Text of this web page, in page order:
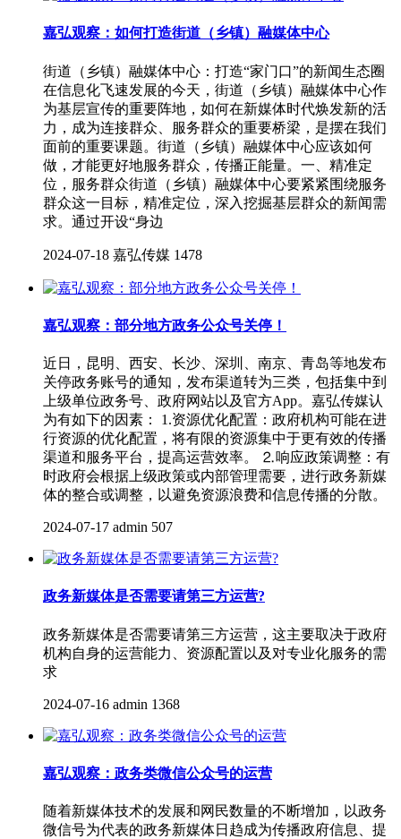
嘉弘观察：如何打造街道（乡镇）融媒体中心
街道（乡镇）融媒体中心：打造“家门口”的新闻生态圈
在信息化飞速发展的今天，街道（乡镇）融媒体中心作
为基层宣传的重要阵地，如何在新媒体时代焕发新的活
力，成为连接群众、服务群众的重要桥梁，是摆在我们
面前的重要课题。街道（乡镇）融媒体中心应该如何
做，才能更好地服务群众，传播正能量。一、精准定
位，服务群众街道（乡镇）融媒体中心要紧紧围绕服务
群众这一目标，精准定位，深入挖掘基层群众的新闻需
求。通过开设“身边
2024-07-18 嘉弘传媒 1478
嘉弘观察：部分地方政务公众号关停！
近日，昆明、西安、长沙、深圳、南京、青岛等地发布
关停政务账号的通知，发布渠道转为三类，包括集中到
上级单位政务号、政府网站以及官方App。嘉弘传媒认
为有如下的因素： 1.资源优化配置：政府机构可能在进
行资源的优化配置，将有限的资源集中于更有效的传播
渠道和服务平台，提高运营效率。 ⒉响应政策调整：有
时政府会根据上级政策或内部管理需要，进行政务新媒
体的整合或调整，以避免资源浪费和信息传播的分散。
2024-07-17 admin 507
政务新媒体是否需要请第三方运营?
政务新媒体是否需要请第三方运营，这主要取决于政府
机构自身的运营能力、资源配置以及对专业化服务的需
求
2024-07-16 admin 1368
嘉弘观察：政务类微信公众号的运营
随着新媒体技术的发展和网民数量的不断增加，以政务
微信号为代表的政务新媒体日趋成为传播政府信息、提